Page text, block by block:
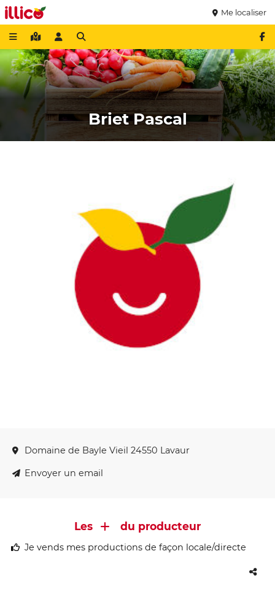
Me localiser
Briet Pascal
Domaine de Bayle Vieil 24550 Lavaur
Envoyer un email
Les du producteur
Je vends mes productions de façon locale/directe